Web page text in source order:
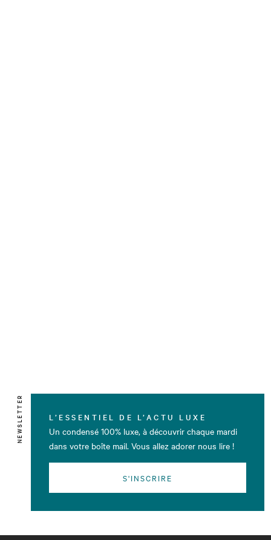
NEWSLETTER L’ESSENTIEL DE L’ACTU LUXE
Un condensé 100% luxe, à découvrir chaque mardi
dans votre boîte mail. Vous allez adorer nous lire !
S'INSCRIRE